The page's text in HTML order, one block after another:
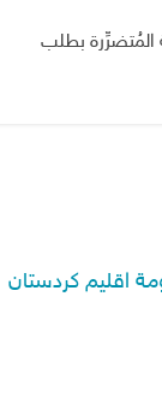
المُتضرِّرة بطلب
اقليم كردستان